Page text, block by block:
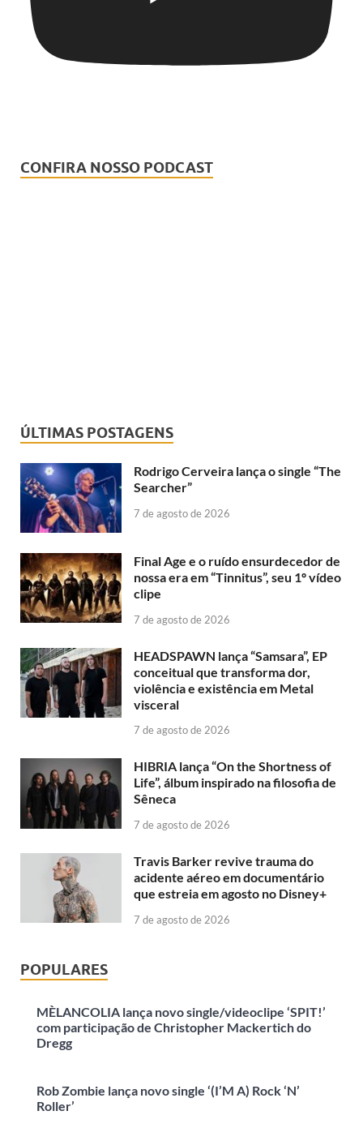
CONFIRA NOSSO PODCAST
ÚLTIMAS POSTAGENS
Rodrigo Cerveira lança o single “The
Searcher”
7 de agosto de 2026
Final Age e o ruído ensurdecedor de
nossa era em “Tinnitus”, seu 1º vídeo
clipe
7 de agosto de 2026
HEADSPAWN lança “Samsara”, EP
conceitual que transforma dor,
violência e existência em Metal
visceral
7 de agosto de 2026
HIBRIA lança “On the Shortness of
Life”, álbum inspirado na filosofia de
Sêneca
7 de agosto de 2026
Travis Barker revive trauma do
acidente aéreo em documentário
que estreia em agosto no Disney+
7 de agosto de 2026
POPULARES
MÈLANCOLIA lança novo single/videoclipe ‘SPIT!’
com participação de Christopher Mackertich do
Dregg
Rob Zombie lança novo single ‘(I’M A) Rock ‘N’
Roller’